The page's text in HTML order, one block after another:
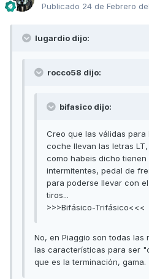
Publicado 24 de Febrero
lugardio dijo:
rocco58 dijo:
bifasico dijo:
Creo que las válidas para
coche llevan las letras
como habeis dicho
intermitentes, pedal de
para poderse llevar con
tiros...
>>>Bifásico-Trifásico<<<
No, en Piaggio son todas las
las características para ser
que es la terminación, gama.